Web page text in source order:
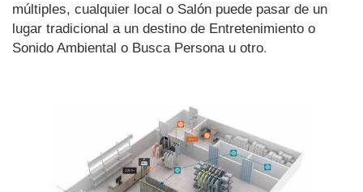
múltiples, cualquier local o Salón puede pasar de un
lugar tradicional a un destino de Entretenimiento o
Sonido Ambiental o Busca Persona u otro.